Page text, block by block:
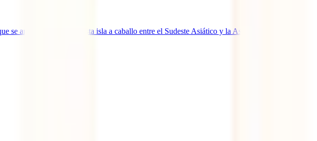
animan a descubrir esta isla a caballo entre el Sudeste Asiático y la Asia más oriental.